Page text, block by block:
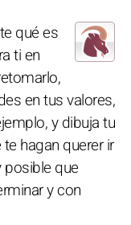
qué es
ti en
en tus valores,
y dibuja tu
hagan querer ir
posible que
y con